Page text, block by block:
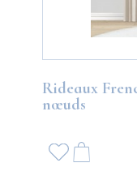
Rideaux
nœuds